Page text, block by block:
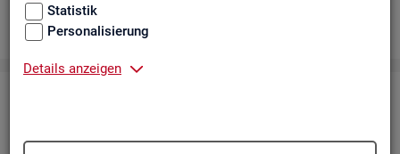
Statistik
Personalisierung
Details anzeigen
DieAus­bil­dungs­markt­sta­tis­tik be­rich­tet über